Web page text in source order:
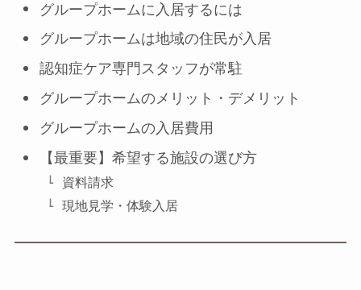
グループホームに入居するには
グループホームは地域の住民が入居
認知症ケア専門スタッフが常駐
グループホームのメリット・デメリット
グループホームの入居費用
【最重要】希望する施設の選び方
資料請求
現地見学・体験入居